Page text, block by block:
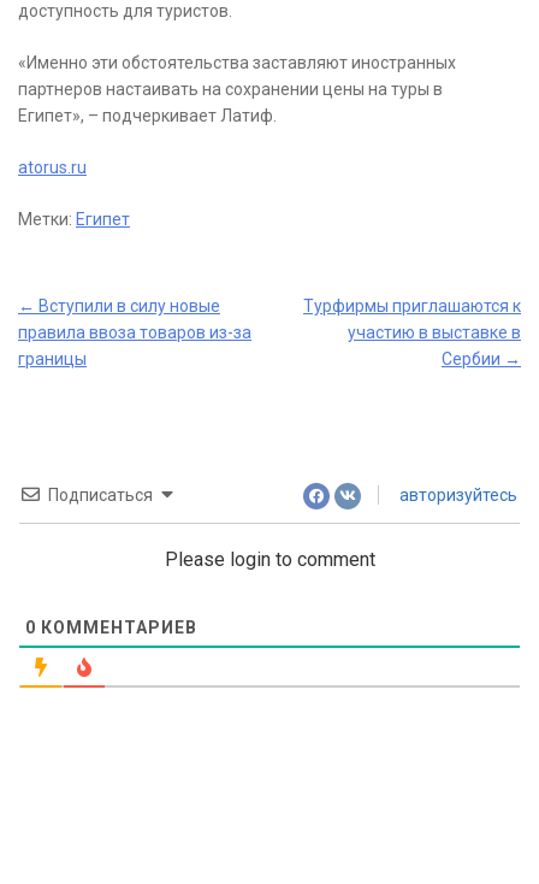
доступность для туристов.
«Именно эти обстоятельства заставляют иностранных
партнеров настаивать на сохранении цены на туры в
Египет», – подчеркивает Латиф.
atorus.ru
Метки: Египет
Post
navigation
← Вступили в силу новые
правила ввоза товаров из-за
границы
Турфирмы приглашаются к
участию в выставке в
Сербии →
Подписаться авторизуйтесь
Please login to comment
0 КОММЕНТАРИЕВ